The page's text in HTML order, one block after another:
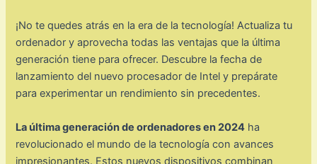
¡No te quedes atrás en la era de la tecnología! Actualiza tu
ordenador y aprovecha todas las ventajas que la última
generación tiene para ofrecer. Descubre la fecha de
lanzamiento del nuevo procesador de Intel y prepárate
para experimentar un rendimiento sin precedentes.
La última generación de ordenadores en 2024 ha
revolucionado el mundo de la tecnología con avances
impresionantes. Estos nuevos dispositivos combinan